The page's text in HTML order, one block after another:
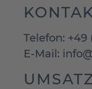
Telefon: +49
E-Mail: